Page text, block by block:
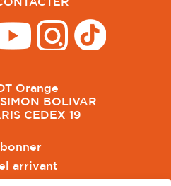
Orange
BOLIVAR
CEDEX 19
arrivant